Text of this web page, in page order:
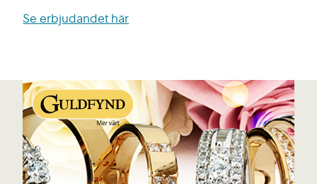
Se erbjudandet här